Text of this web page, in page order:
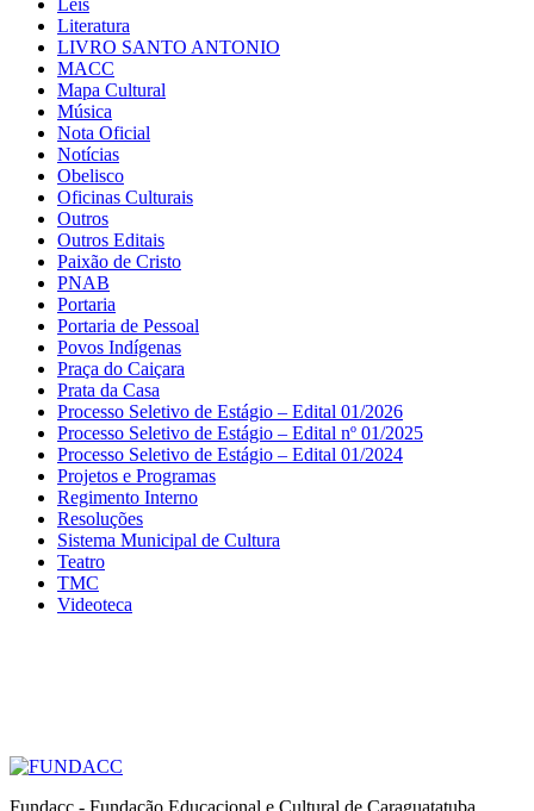
Literatura
LIVRO SANTO ANTONIO
MACC
Mapa Cultural
Música
Nota Oficial
Notícias
Obelisco
Oficinas Culturais
Outros
Outros Editais
Paixão de Cristo
PNAB
Portaria
Portaria de Pessoal
Povos Indígenas
Praça do Caiçara
Prata da Casa
Processo Seletivo de Estágio – Edital 01/2026
Processo Seletivo de Estágio – Edital nº 01/2025
Processo Seletivo de Estágio – Edital 01/2024
Projetos e Programas
Regimento Interno
Resoluções
Sistema Municipal de Cultura
Teatro
TMC
Videoteca
Fundacc - Fundação Educacional e Cultural de Caraguatatuba